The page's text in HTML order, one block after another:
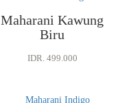
Maharani Kawung
Biru
IDR. 499.000